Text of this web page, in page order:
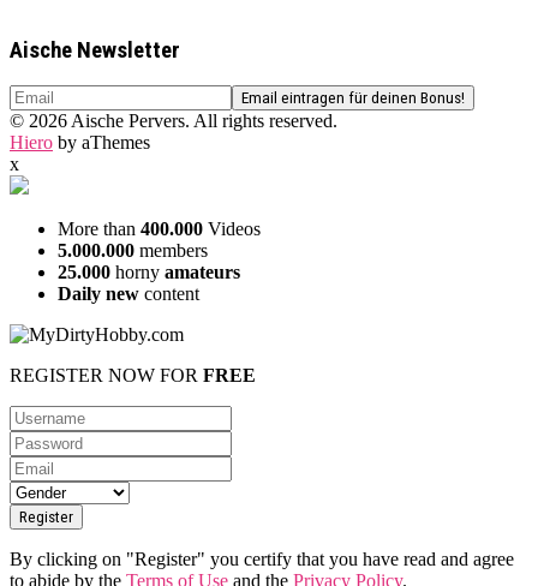
Aische Newsletter
© 2026 Aische Pervers. All rights reserved.
Hiero by aThemes
x
More than 400.000 Videos
5.000.000 members
25.000 horny amateurs
Daily new content
REGISTER NOW FOR FREE
By clicking on "Register" you certify that you have read and agree
to abide by the Terms of Use and the Privacy Policy.